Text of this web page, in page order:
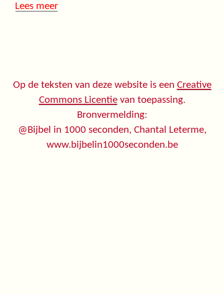
Lees meer
Op de teksten van deze website is een Creative
Commons Licentievan toepassing.
Bronvermelding:
@Bijbel in 1000 seconden, Chantal Leterme,
www.bijbelin1000seconden.be